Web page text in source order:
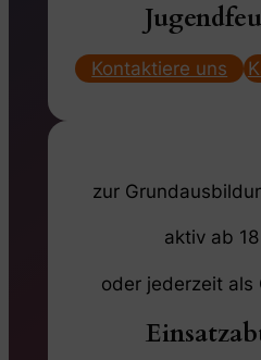
Kontaktiere uns
zur
aktiv ab
oder jederzeit als